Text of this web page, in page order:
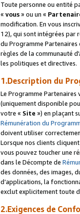
Toute personne ou entité
« vous» ou un «
modification. En vous
12), qui sont intégrées par
du Programme Partenaires
règles de la communauté
les politiques et directives.
1.Description du
Le Programme
(uniquement disponible
votre « Site ») en plaçant
Rémunération du
doivent utiliser
Lorsque nos clients
vous pouvez toucher une
dans le Décompte de
des données, des images,
d’applications, la
exclut explicitement toute
2.Exigences de